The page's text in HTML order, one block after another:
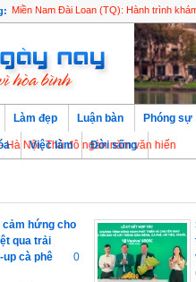
Miền Nam Đài Loan (TQ): Hành trình
Thủ đô ngàn năm văn hiến
Làm đẹp Luận bàn Phóng sự
Việc làm Đời sống
cảm hứng cho
qua trải
up cà phê
0